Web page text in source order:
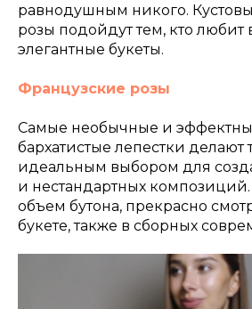
равнодушным никого.
розы подойдут тем, кто любит
элегантные букеты.
Французские розы
Самые необычные и
бархатистые лепестки делают
идеальным выбором для
и нестандартных
объем бутона, прекрасно
букете, также в сборных